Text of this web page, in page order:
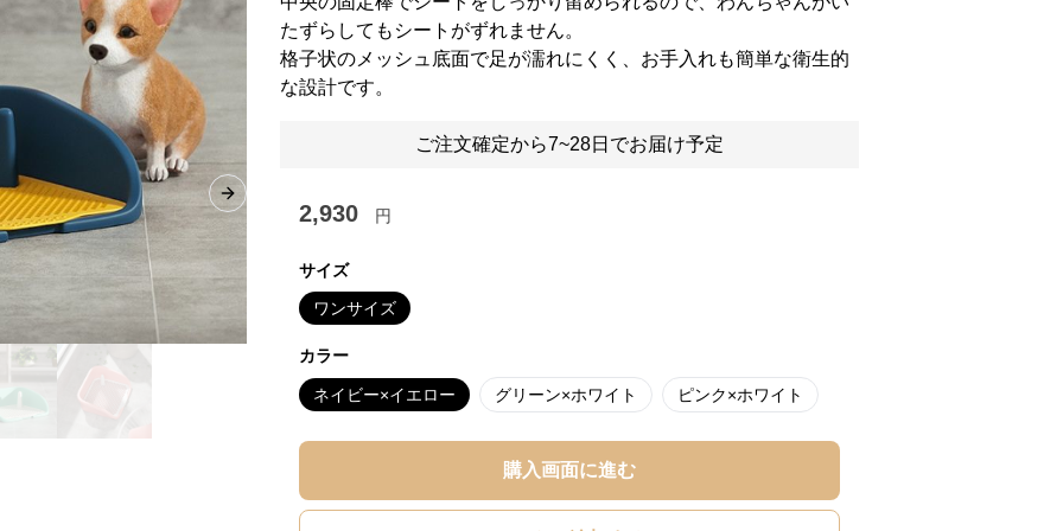
Next slide
たずらしてもシートがずれません。
格子状のメッシュ底面で足が濡れにくく、お手入れも簡単な衛生的
な設計です。
ご注文確定から7~28日でお届け予定
2,930 円
サイズ
ワンサイズ
カラー
ネイビー×イエロー グリーン×ホワイト ピンク×ホワイト
購入画面に進む